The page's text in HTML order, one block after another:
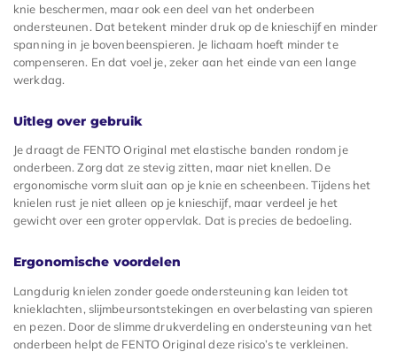
knie beschermen, maar ook een deel van het onderbeen
ondersteunen. Dat betekent minder druk op de knieschijf en minder
spanning in je bovenbeenspieren. Je lichaam hoeft minder te
compenseren. En dat voel je, zeker aan het einde van een lange
werkdag.
Uitleg over gebruik
Je draagt de FENTO Original met elastische banden rondom je
onderbeen. Zorg dat ze stevig zitten, maar niet knellen. De
ergonomische vorm sluit aan op je knie en scheenbeen. Tijdens het
knielen rust je niet alleen op je knieschijf, maar verdeel je het
gewicht over een groter oppervlak. Dat is precies de bedoeling.
Ergonomische voordelen
Langdurig knielen zonder goede ondersteuning kan leiden tot
knieklachten, slijmbeursontstekingen en overbelasting van spieren
en pezen. Door de slimme drukverdeling en ondersteuning van het
onderbeen helpt de FENTO Original deze risico’s te verkleinen.